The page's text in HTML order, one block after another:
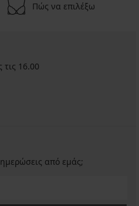
Πώς να επιλέξω
16.00
από εμάς;